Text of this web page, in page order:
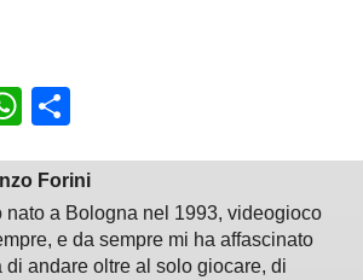
WhatsApp
Forini
nato a Bologna nel 1993, videogioco
e da sempre mi ha affascinato
di andare oltre al solo giocare, di